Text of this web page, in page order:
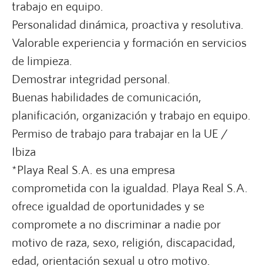
trabajo en equipo.
Personalidad dinámica, proactiva y resolutiva.
Valorable experiencia y formación en servicios
de limpieza.
Demostrar integridad personal.
Buenas habilidades de comunicación,
planificación, organización y trabajo en equipo.
Permiso de trabajo para trabajar en la UE /
Ibiza
*Playa Real S.A. es una empresa
comprometida con la igualdad. Playa Real S.A.
ofrece igualdad de oportunidades y se
compromete a no discriminar a nadie por
motivo de raza, sexo, religión, discapacidad,
edad, orientación sexual u otro motivo.